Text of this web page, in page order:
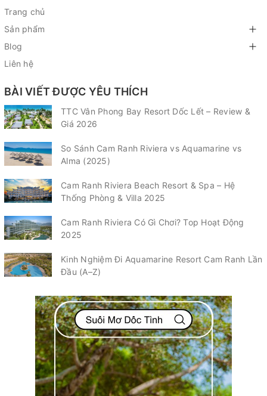
Trang chủ
Sản phẩm
Blog
Liên hệ
BÀI VIẾT ĐƯỢC YÊU THÍCH
TTC Vân Phong Bay Resort Dốc Lết – Review &
Giá 2026
So Sánh Cam Ranh Riviera vs Aquamarine vs
Alma (2025)
Cam Ranh Riviera Beach Resort & Spa – Hệ
Thống Phòng & Villa 2025
Cam Ranh Riviera Có Gì Chơi? Top Hoạt Động
2025
Kinh Nghiệm Đi Aquamarine Resort Cam Ranh Lần
Đầu (A–Z)